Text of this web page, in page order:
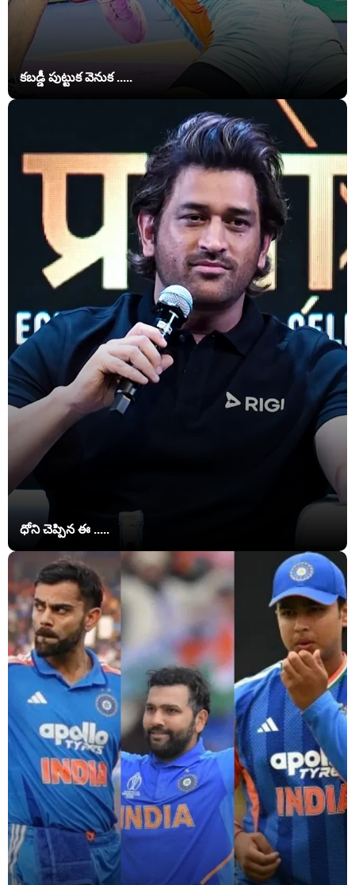
కబడ్డీ పుట్టుక వెనుక .....
ధోని చెప్పిన ఈ .....